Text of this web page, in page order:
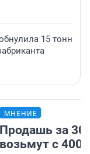
15 тонн
МНЕНИЕ
Продашь за
возьмут с